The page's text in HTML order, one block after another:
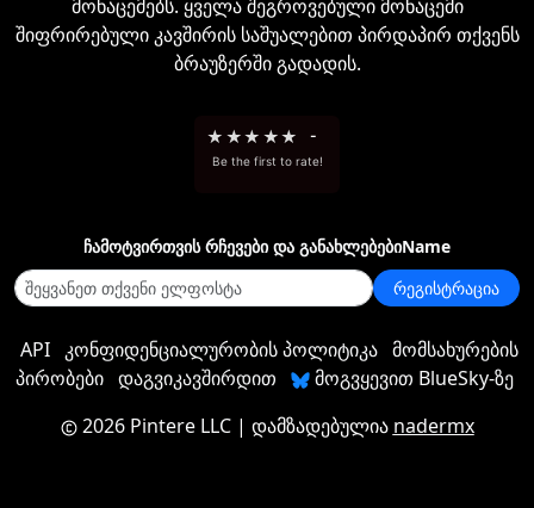
მონაცემებს. ყველა შეგროვებული მონაცემი
შიფრირებული კავშირის საშუალებით პირდაპირ თქვენს
ბრაუზერში გადადის.
★ ★★ ★★ -
Be the first to rate!
ჩამოტვირთვის რჩევები და განახლებებიName
რეგისტრაცია
API კონფიდენციალურობის პოლიტიკა მომსახურების
პირობები დაგვიკავშირდით
მოგვყევით BlueSky-ზე
2026 Pintere LLC| დამზადებულია nadermx